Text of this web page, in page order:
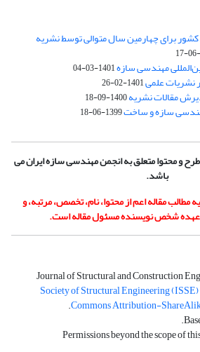
برای چهارمین سال متوالی توسط نشریه
مهندسی سازه1401-03-04
نشریات علمی1401-02-26
مقالات نشریه1400-09-18
1399-06-18
و محتوا متعلق به انجمن مهندسی سازه ایران می
باشد.
مقاله اعم از محتوا، نام، تخصص، مرتبه، و
عهده شخص نویسنده مسئول مقاله است.
Journal of Structural and Construction
Society of Structural Engineering (ISSE)
Commons Attribution-
.
.
Permissions beyond the scope of